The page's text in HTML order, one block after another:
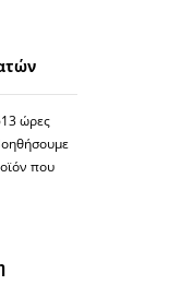
ώρες
που